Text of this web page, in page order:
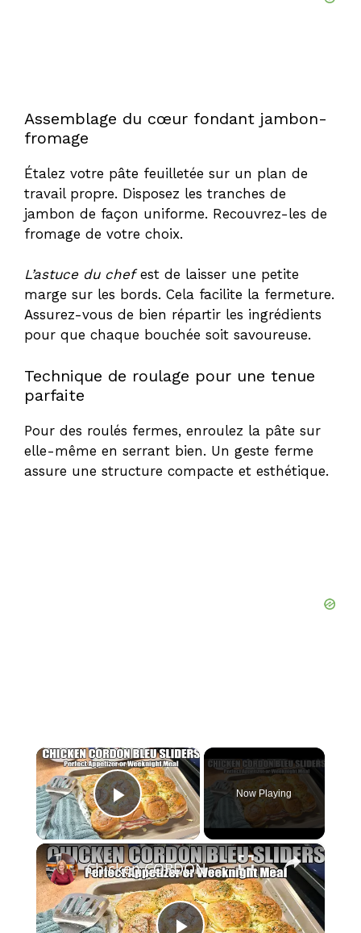
Assemblage du cœur fondant jambon-
fromage
Étalez votre pâte feuilletée sur un plan de
travail propre. Disposez les tranches de
jambon de façon uniforme. Recouvrez-les de
fromage de votre choix.
L’astuce du chefest de laisser une petite
marge sur les bords. Cela facilite la fermeture.
Assurez-vous de bien répartir les ingrédients
pour que chaque bouchée soit savoureuse.
Technique de roulage pour une tenue
parfaite
Pour des roulés fermes, enroulez la pâte sur
elle-même en serrant bien. Un geste ferme
assure une structure compacte et esthétique.
×
Play Video
Now Playing
×
Chicken CORDON BLEU SLIDERS Appetizer or Easy Weeknight Meal